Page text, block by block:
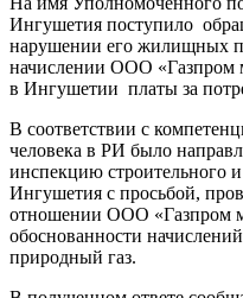
Ингушетия поступило
нарушении его жилищных
начислении ООО «Газпром
в Ингушетии платы за
В соответствии с
человека в РИ было
инспекцию строительного
Ингушетия с просьбой,
отношении ООО «Газпром
обоснованности
природный газ.